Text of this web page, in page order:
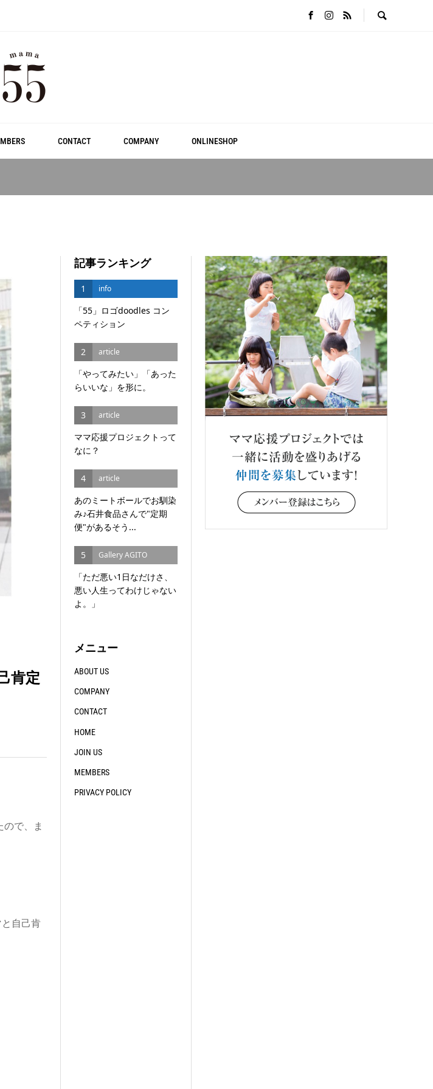
CONTACT COMPANY ONLINESHOP
肯定
で、ま
自己肯
記事ランキング
1 info
「55」ロゴdoodles コン
ペティション
2 article
「やってみたい」「あった
らいいな」を形に。
3 article
ママ応援プロジェクトって
なに？
4 article
あのミートボールでお馴染
み♪石井食品さんで"定期
便"があるそう...
5 Gallery AGITO
「ただ悪い1日なだけさ、
悪い人生ってわけじゃない
よ。」
メニュー
ABOUT US
COMPANY
CONTACT
HOME
JOIN US
MEMBERS
PRIVACY POLICY